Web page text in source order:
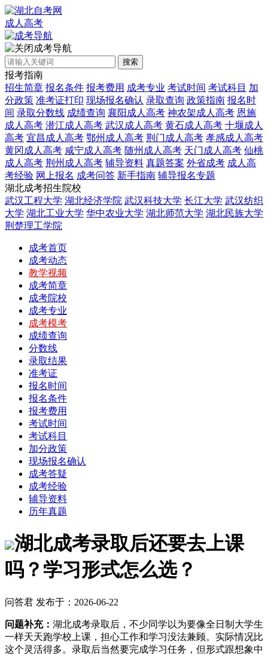
成人高考
成考导航
搜索
报考指南
招生简章 报名条件 报考费用 成考专业 考试时间 考试科目 加
分政策 准考证打印 现场报名确认 录取查询 政策指南 报名时
间 录取分数线 成绩查询 襄阳成人高考 神农架成人高考 恩施
成人高考 潜江成人高考 武汉成人高考 黄石成人高考 十堰成人
高考 宜昌成人高考 鄂州成人高考 荆门成人高考 孝感成人高考
黄冈成人高考 咸宁成人高考 随州成人高考 天门成人高考 仙桃
成人高考 荆州成人高考 辅导资料 真题答案 外省成考 成人高
考经验 网上报名 成考问答 新手指南 辅导报名专题
湖北成考招生院校
武汉工程大学 湖北经济学院 武汉科技大学 长江大学 武汉纺织
大学 湖北工业大学 华中农业大学 湖北师范大学 湖北民族大学
荆楚理工学院
成考首页
成考动态
教学视频
成考简章
成考院校
成考专业
成考模考
成绩查询
分数线
录取结果
准考证
报名时间
报名条件
报考费用
考试时间
考试科目
加分政策
现场报名确认
成考答疑
成考经验
辅导资料
历年真题
湖北成考录取后还要去上课
吗？学习形式怎么选？
问答君 发布于：2026-06-22
问题补充： 湖北成考录取后，不少同学以为要像全日制大学生
一样天天跑学校上课，担心工作和学习没法兼顾。实际情况比
这个灵活得多。录取后当然要完成学习任务，但形式跟想象中